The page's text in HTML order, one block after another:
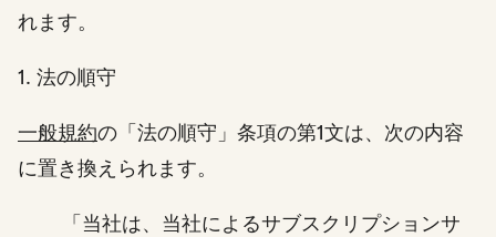
れます。
1. 法の順守
一般規約の「法の順守」条項の第1文は、次の内容
に置き換えられます。
「当社は、当社によるサブスクリプションサ